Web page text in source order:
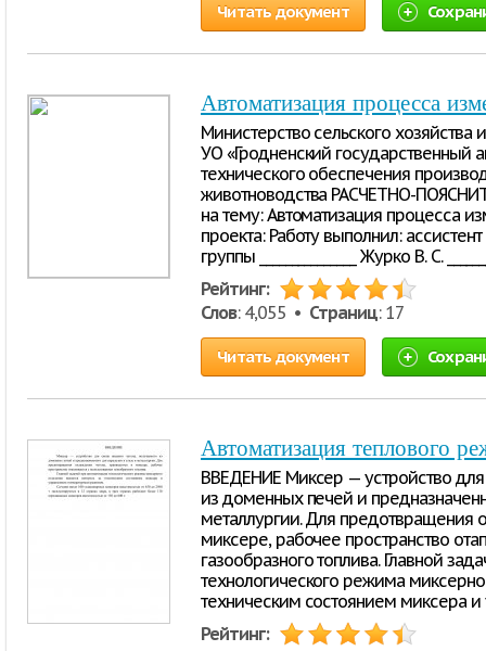
Читать документ
Автоматизация процесса
Министерство сельского хозяйства
УО «Гродненский государственный
технического обеспечения
животноводства РАСЧЕТНО-
на тему: Автоматизация процесса
проекта: Работу выполнил:
группы _______________ Журко В. С.
Рейтинг:
Слов: 4,055 • Страниц: 17
Читать документ
Автоматизация теплового
ВВЕДЕНИЕ Миксер — устройство для
из доменных печей и
металлургии. Для предотвращения
миксере, рабочее пространство
газообразного топлива. Главной
технологического режима
техническим состоянием миксера
Рейтинг: